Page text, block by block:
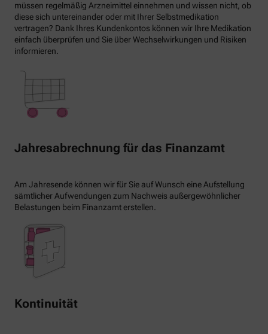
müssen regelmäßig Arzneimittel einnehmen und wissen nicht, ob
diese sich untereinander oder mit Ihrer Selbstmedikation
vertragen? Dank Ihres Kundenkontos können wir Ihre Medikation
einfach überprüfen und Sie über Wechselwirkungen und Risiken
informieren.
Jahresabrechnung für das Finanzamt
Am Jahresende können wir für Sie auf Wunsch eine Aufstellung
sämtlicher Aufwendungen zum Nachweis außergewöhnlicher
Belastungen beim Finanzamt erstellen.
Kontinuität